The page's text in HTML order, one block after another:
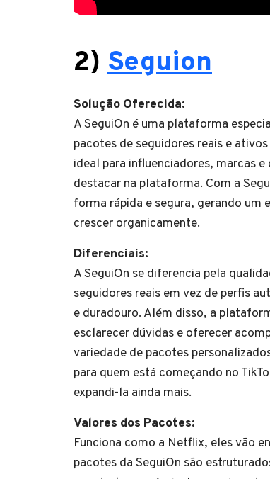
2) Seguion
Solução Oferecida:
A SeguiOn é uma plataforma
pacotes de seguidores reais e
ideal para influenciadores, marcas
destacar na plataforma. Com a
forma rápida e segura, gerando um
crescer organicamente.
Diferenciais:
A SeguiOn se diferencia pela
seguidores reais em vez de perfis
e duradouro. Além disso, a
esclarecer dúvidas e oferecer
variedade de pacotes
para quem está começando no
expandi-la ainda mais.
Valores dos Pacotes:
Funciona como a Netflix, eles vão
pacotes da SeguiOn são